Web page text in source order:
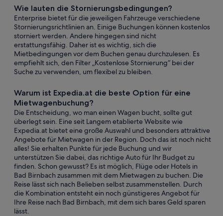
Wie lauten die Stornierungsbedingungen?
Enterprise bietet für die jeweiligen Fahrzeuge verschiedene
Stornierungsrichtlinien an. Einige Buchungen können kostenlos
storniert werden. Andere hingegen sind nicht
erstattungsfähig. Daher ist es wichtig, sich die
Mietbedingungen vor dem Buchen genau durchzulesen. Es
empfiehlt sich, den Filter „Kostenlose Stornierung“ bei der
Suche zu verwenden, um flexibel zu bleiben.
Warum ist Expedia.at die beste Option für eine
Mietwagenbuchung?
Die Entscheidung, wo man einen Wagen bucht, sollte gut
überlegt sein. Eine seit Langem etablierte Website wie
Expedia.at bietet eine große Auswahl und besonders attraktive
Angebote für Mietwagen in der Region. Doch das ist noch nicht
alles! Sie erhalten Punkte für jede Buchung und wir
unterstützen Sie dabei, das richtige Auto für Ihr Budget zu
finden. Schon gewusst? Es ist möglich, Flüge oder Hotels in
Bad Birnbach zusammen mit dem Mietwagen zu buchen. Die
Reise lässt sich nach Belieben selbst zusammenstellen. Durch
die Kombination entsteht ein noch günstigeres Angebot für
Ihre Reise nach Bad Birnbach, mit dem sich bares Geld sparen
lässt.